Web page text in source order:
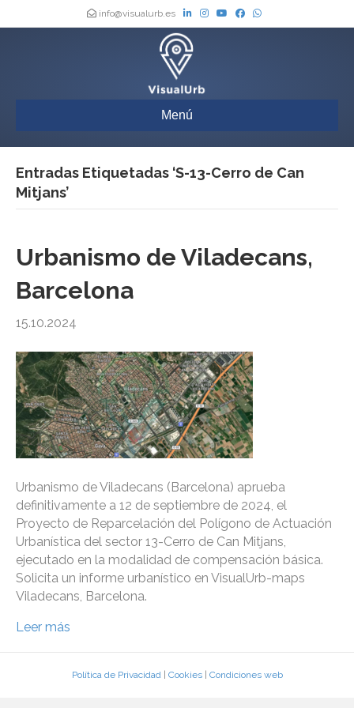
info@visualurb.es
Menú
Entradas Etiquetadas ‘S-13-Cerro de Can
Mitjans’
Urbanismo de Viladecans,
Barcelona
15.10.2024
Urbanismo de Viladecans (Barcelona) aprueba
definitivamente a 12 de septiembre de 2024, el
Proyecto de Reparcelación del Polígono de Actuación
Urbanística del sector 13-Cerro de Can Mitjans,
ejecutado en la modalidad de compensación básica.
Solicita un informe urbanístico en VisualUrb-maps
Viladecans, Barcelona.
Leer más
Política de Privacidad| Cookies| Condiciones web